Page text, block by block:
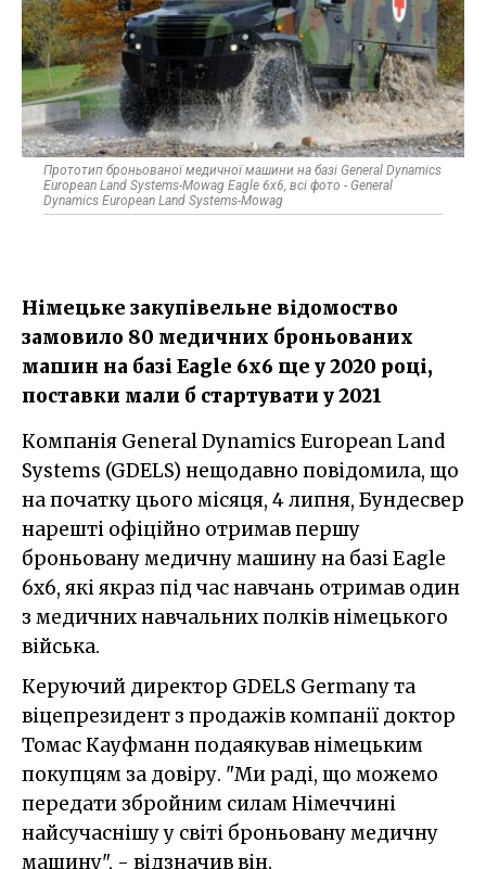
Прототип броньованої медичної машини на базі General Dynamics
European Land Systems-Mowag Eagle 6х6, всі фото - General
Dynamics European Land Systems-Mowag
Німецьке закупівельне відомоство
замовило 80 медичних броньованих
машин на базі Eagle 6x6 ще у 2020 році,
поставки мали б стартувати у 2021
Компанія General Dynamics European Land
Systems (GDELS) нещодавно повідомила, що
на початку цього місяця, 4 липня, Бундесвер
нарешті офіційно отримав першу
броньовану медичну машину на базі Eagle
6x6, які якраз під час навчань отримав один
з медичних навчальних полків німецького
війська.
Керуючий директор GDELS Germany та
віцепрезидент з продажів компанії доктор
Томас Кауфманн подаякував німецьким
покупцям за довіру. "Ми раді, що можемо
передати збройним силам Німеччині
найсучаснішу у світі броньовану медичну
машину", - відзначив він.